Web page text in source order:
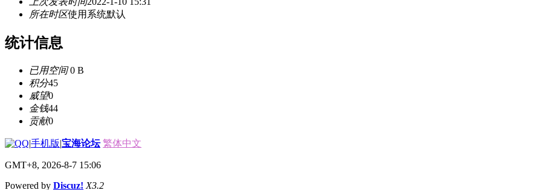
所在时区使用系统默认
统计信息
已用空间0 B
积分45
威望0
金钱44
贡献0
|手机版|宝海论坛 繁体中文
GMT+8, 2026-8-7 15:06
Powered by Discuz! X3.2